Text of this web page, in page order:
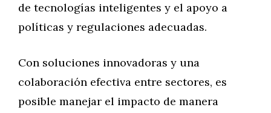
de tecnologías inteligentes y el apoyo a
políticas y regulaciones adecuadas.
Con soluciones innovadoras y una
colaboración efectiva entre sectores, es
posible manejar el impacto de manera